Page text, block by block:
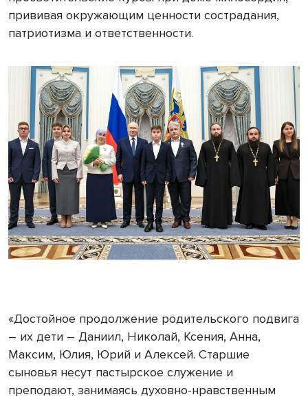
прививая окружающим ценности сострадания,
патриотизма и ответственности.
«Достойное продолжение родительского подвига
– их дети – Даниил, Николай, Ксения, Анна,
Максим, Юлия, Юрий и Алексей. Старшие
сыновья несут пастырское служение и
преподают, занимаясь духовно-нравственным